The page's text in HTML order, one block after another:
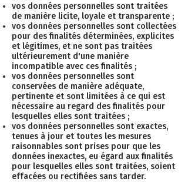
vos données personnelles sont traitées
de manière licite, loyale et transparente ;
vos données personnelles sont collectées
pour des finalités déterminées, explicites
et légitimes, et ne sont pas traitées
ultérieurement d'une manière
incompatible avec ces finalités ;
vos données personnelles sont
conservées de manière adéquate,
pertinente et sont limitées à ce qui est
nécessaire au regard des finalités pour
lesquelles elles sont traitées ;
vos données personnelles sont exactes,
tenues à jour et toutes les mesures
raisonnables sont prises pour que les
données inexactes, eu égard aux finalités
pour lesquelles elles sont traitées, soient
effacées ou rectifiées sans tarder.